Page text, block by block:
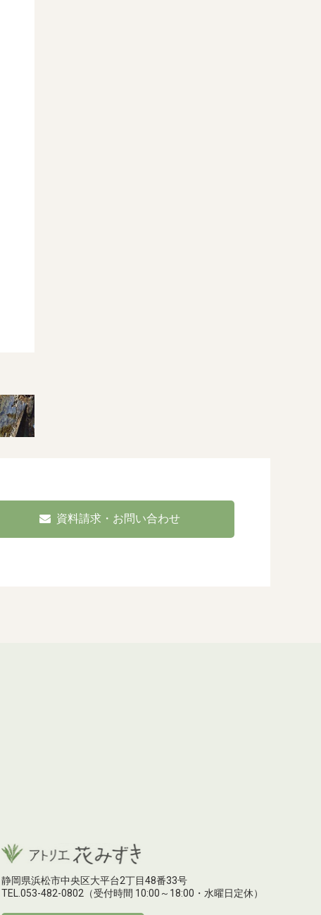
資料請求・お問い合わせ
静岡県浜松市中央区大平台2丁目48番33号
TEL. 053-482-0802 （受付時間 10:00～18:00・水曜日定休）